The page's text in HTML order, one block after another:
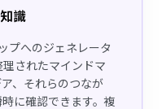
識
プへのジェネレータ
されたマインドマ
、それらのつなが
に確認できます。複